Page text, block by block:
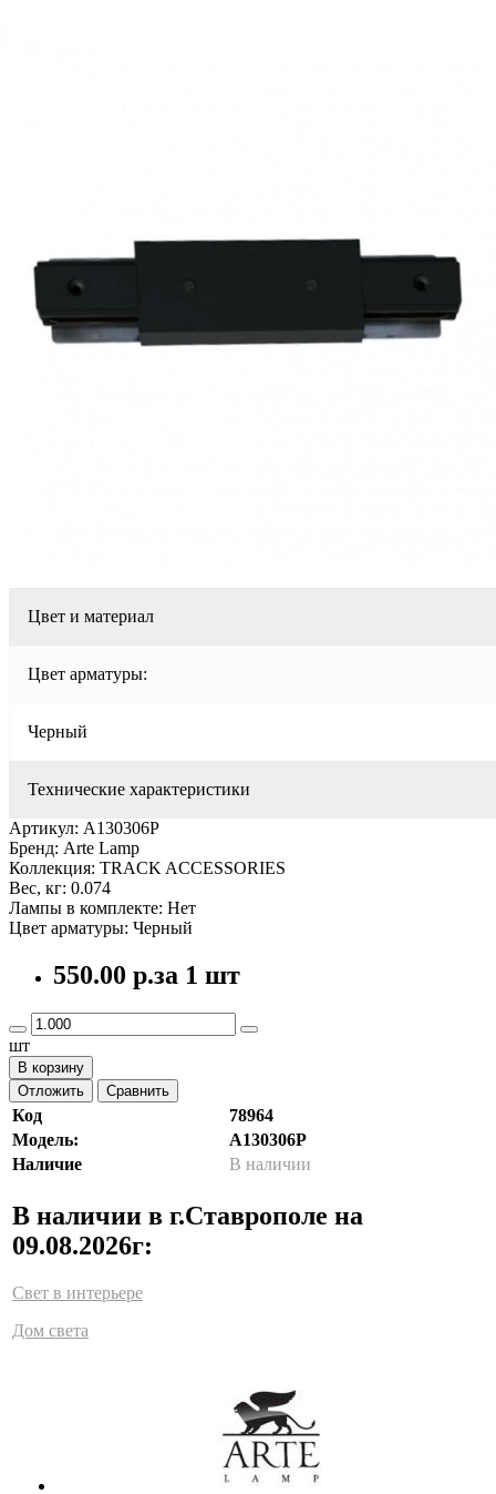
Цвет и материал
Цвет арматуры:
Черный
Технические характеристики
Артикул: A130306P
Бренд: Arte Lamp
Коллекция: TRACK ACCESSORIES
Вес, кг: 0.074
Лампы в комплекте: Нет
Цвет арматуры: Черный
550.00 р.за 1 шт
шт
В корзину
Отложить
Сравнить
Код
78964
Модель:
A130306P
Наличие
В наличии
В наличии в г.Ставрополе на
09.08.2026г:
Свет в интерьере
Дом света